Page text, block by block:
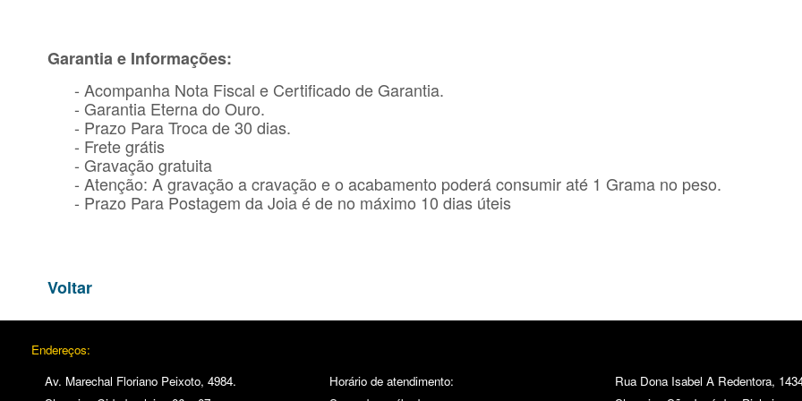
Garantia e Informações:
- Acompanha Nota Fiscal e Certificado de Garantia.
- Garantia Eterna do Ouro.
- Prazo Para Troca de 30 dias.
- Frete grátis
- Gravação gratuita
- Atenção: A gravação a cravação e o acabamento poderá consumir até 1 Grama no peso.
- Prazo Para Postagem da Joia é de no máximo 10 dias úteis
Voltar
Endereços:
Av. Marechal Floriano Peixoto, 4984.
Horário de atendimento:
Rua Dona Isabel A Redentora,